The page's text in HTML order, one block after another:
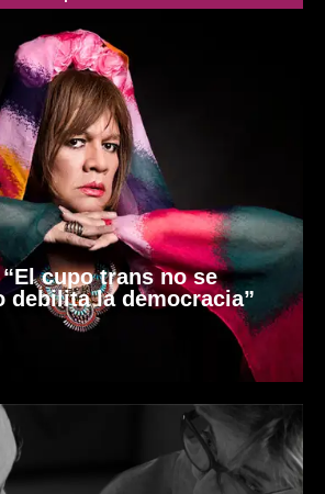
cupo trans no se
debilita la democracia”